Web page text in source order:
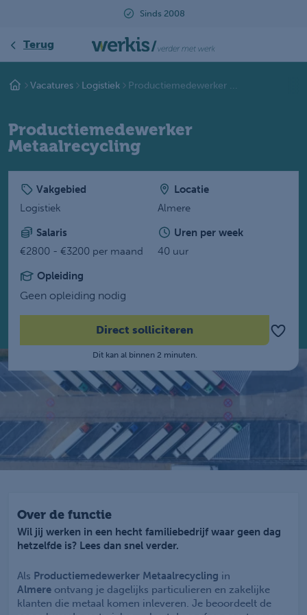
Beoordeeld met een 9.2
Terug
Vacatures Logistiek Productiemedewerker ...
Productiemedewerker
Metaalrecycling
Vakgebied
Logistiek
Locatie
Almere
Salaris
€2800 - €3200 per maand
Uren per week
40 uur
Opleiding
Geen opleiding nodig
Direct solliciteren
Dit kan al binnen 2 minuten.
Over de functie
Wil jij werken in een hecht familiebedrijf waar geen dag
hetzelfde is? Lees dan snel verder.
Als Productiemedewerker Metaalrecycling in
Almere ontvang je dagelijks particulieren en zakelijke
klanten die metaal komen inleveren. Je beoordeelt de